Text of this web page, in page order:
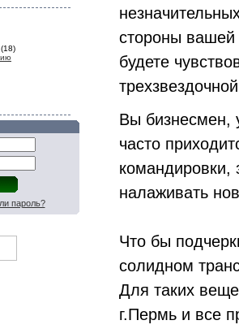
(18)
пароль?
стороны
будете
Вы бизнесмен,
часто
командировки,
налаживать
Что бы
солидном
Для таких
г.Пермь и все